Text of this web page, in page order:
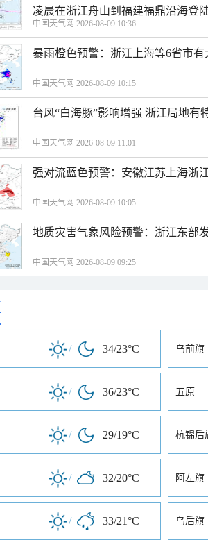
凌晨在浙江舟山到福建福鼎沿海登
中国天气网 2026-08-09 10:36
暴雨橙色预警：浙江上海等6省市
中国天气网 2026-08-09 10:15
台风“白海豚”影响增强 浙江局地有
中国天气网 2026-08-09 11:01
强对流蓝色预警：安徽江苏上海浙
中国天气网 2026-08-09 10:05
地质灾害气象风险预警：浙江东部
中国天气网 2026-08-09 09:25
/ 34/23°C 乌前旗
/ 36/23°C 五原
/ 29/19°C 杭锦后
/ 32/20°C 阿左旗
/ 33/21°C 乌后旗